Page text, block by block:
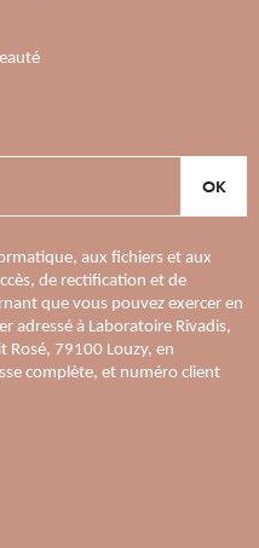
OK
aux fichiers et aux
de rectification et de
que vous pouvez exercer en
adressé à Laboratoire Rivadis,
Rosé, 79100 Louzy, en
complète, et numéro client